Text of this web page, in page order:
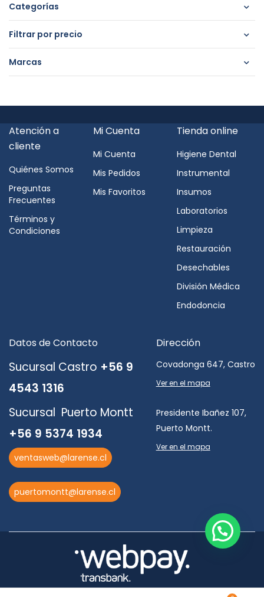
Categorías
Filtrar por precio
Marcas
Atención a
cliente
Quiénes Somos
Preguntas
Frecuentes
Términos y
Condiciones
Mi Cuenta
Mi Cuenta
Mis Pedidos
Mis Favoritos
Tienda online
Higiene Dental
Instrumental
Insumos
Laboratorios
Limpieza
Restauración
Desechables
División Médica
Endodoncia
Datos de Contacto
Sucursal Castro +56 9
4543 1316
Sucursal Puerto Montt
+56 9 5374 1934
ventasweb@larense.cl
puertomontt@larense.cl
Dirección
Covadonga 647, Castro
Ver en el mapa
Presidente Ibañez 107,
Puerto Montt.
Ver en el mapa